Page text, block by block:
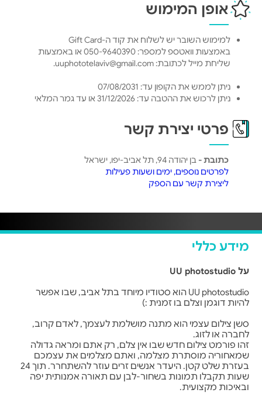
אופן המימוש
למימוש השובר יש לשלוח את קוד ה-Gift Card
באמצעות וואטספ למספר: 050-9640390 או באמצעות
שליחת מייל לכתובת: uuphototelaviv@gmail.com.
ניתן לממש את הקופון עד: 07/08/2031
ניתן לרכוש את ההטבה עד: 31/12/2026 או עד גמר המלאי
פרטי יצירת קשר
כתובת -בן יהודה 94, תל אביב-יפו, ישראל
לפרטים נוספים, ימים ושעות פעילות
ליצירת קשר עם הספק
מידע כללי
על UU photostudio
UU photostudio הוא סטודיו מיוחד בתל אביב, שבו אפשר
להיות דוגמן וצלם בו זמנית :)
סשן צילום עצמי הוא מתנה מושלמת לעצמך, לאדם קרוב,
לחברה או לזוג.
זהו פורמט צילום חדש שבו אין צלם, רק אתם ומראה גדולה
שמאחוריה מוסתרת מצלמה, ואתם מצלמים את עצמכם
בעזרת שלט קטן. היעדר אנשים זרים עוזר להשתחרר. תוך 24
שעות תקבלו תמונות בשחור-לבן עם תאורה אמנותית יפה
ובאיכות מקצועית.